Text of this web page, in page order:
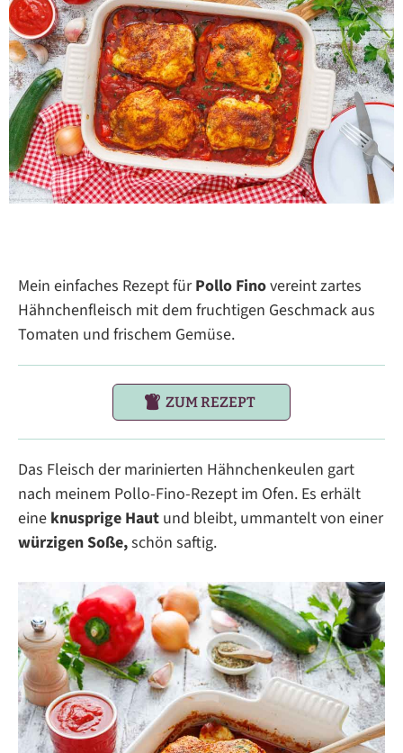
Mein einfaches Rezept fürPollo Finovereint zartes
Hähnchenfleisch mit dem fruchtigen Geschmack aus
Tomaten und frischem Gemüse.
ZUM REZEPT
Das Fleisch der marinierten Hähnchenkeulen gart
nach meinem Pollo-Fino-Rezept im Ofen. Es erhält
eine knusprige Haut und bleibt, ummantelt von einer
würzigen Soße,schön saftig.